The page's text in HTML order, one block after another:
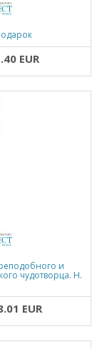
EUR
и
чудотворца. Н.
EUR